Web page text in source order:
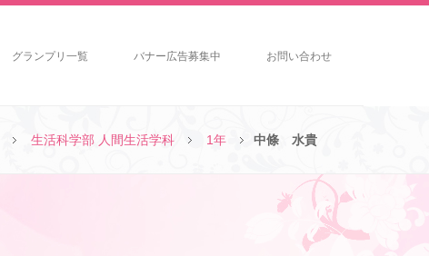
グランプリ一覧 バナー広告募集中 お問い合わせ
生活科学部 人間生活学科 1年 中條 水貴